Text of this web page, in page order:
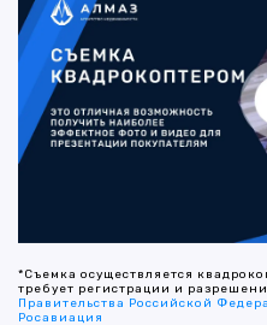
*Съемка осуществляется
требует регистрации и
Правительства Российской
Росавиация